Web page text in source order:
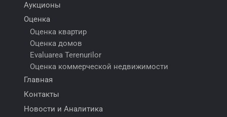
Аукционы
Оценка
Оценка квартир
Оценка домов
Evaluarea Terenurilor
Оценка коммерческой недвижимости
Главная
Контакты
Новости и Аналитика